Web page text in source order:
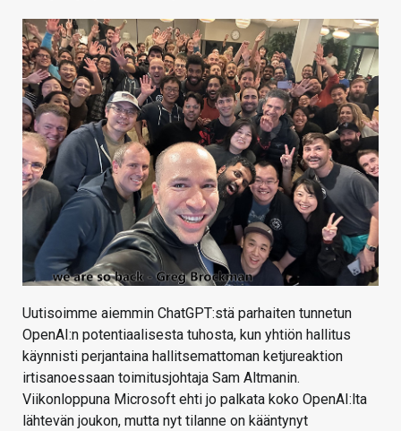
HAKU
Uutisoimme aiemmin ChatGPT:stä parhaiten tunnetun
OpenAI:n potentiaalisesta tuhosta, kun yhtiön hallitus
käynnisti perjantaina hallitsemattoman ketjureaktion
irtisanoessaan toimitusjohtaja Sam Altmanin.
Viikonloppuna Microsoft ehti jo palkata koko OpenAI:lta
lähtevän joukon, mutta nyt tilanne on kääntynyt